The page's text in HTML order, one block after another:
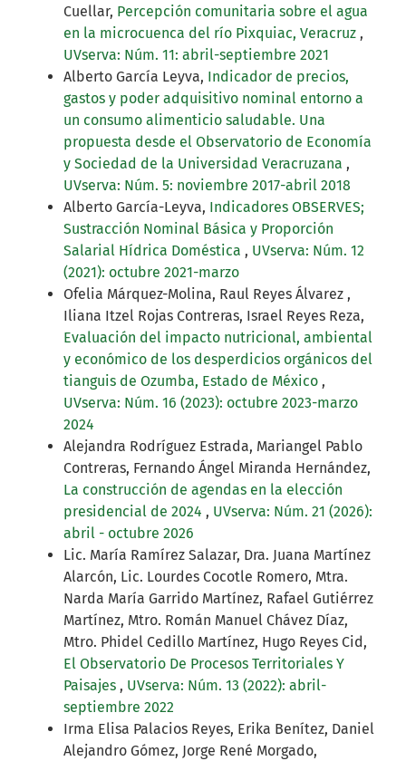
Cuellar, Percepción comunitaria sobre el agua
en la microcuenca del río Pixquiac, Veracruz ,
UVserva: Núm. 11: abril-septiembre 2021
Alberto García Leyva, Indicador de precios,
gastos y poder adquisitivo nominal entorno a
un consumo alimenticio saludable. Una
propuesta desde el Observatorio de Economía
y Sociedad de la Universidad Veracruzana ,
UVserva: Núm. 5: noviembre 2017-abril 2018
Alberto García-Leyva, Indicadores OBSERVES;
Sustracción Nominal Básica y Proporción
Salarial Hídrica Doméstica , UVserva: Núm. 12
(2021): octubre 2021-marzo
Ofelia Márquez-Molina, Raul Reyes Álvarez ,
Iliana Itzel Rojas Contreras, Israel Reyes Reza,
Evaluación del impacto nutricional, ambiental
y económico de los desperdicios orgánicos del
tianguis de Ozumba, Estado de México ,
UVserva: Núm. 16 (2023): octubre 2023-marzo
2024
Alejandra Rodríguez Estrada, Mariangel Pablo
Contreras, Fernando Ángel Miranda Hernández,
La construcción de agendas en la elección
presidencial de 2024 , UVserva: Núm. 21 (2026):
abril - octubre 2026
Lic. María Ramírez Salazar, Dra. Juana Martínez
Alarcón, Lic. Lourdes Cocotle Romero, Mtra.
Narda María Garrido Martínez, Rafael Gutiérrez
Martínez, Mtro. Román Manuel Chávez Díaz,
Mtro. Phidel Cedillo Martínez, Hugo Reyes Cid,
El Observatorio De Procesos Territoriales Y
Paisajes , UVserva: Núm. 13 (2022): abril-
septiembre 2022
Irma Elisa Palacios Reyes, Erika Benítez, Daniel
Alejandro Gómez, Jorge René Morgado,